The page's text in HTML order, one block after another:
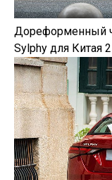
Дореформенный
Sylphy для Китая